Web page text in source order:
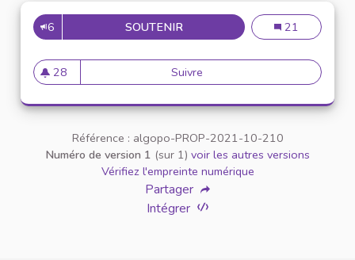
6 SOUTENIRGÉNÉRALISATION DE REPAS
Généralisation
21
28
28 abonnés
Suivre Généralisation de repas
Référence : algopo-PROP-2021-10-210
Numéro de version 1 (sur 1) voir les autres versions
Vérifiez l'empreinte numérique
Partager
Intégrer